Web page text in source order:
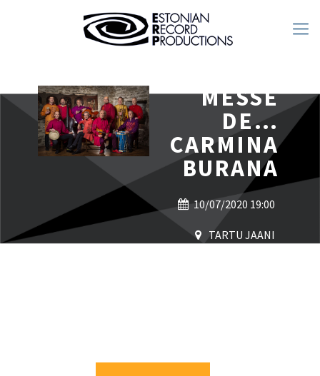
MESSE
DE…
CARMINA
BURANA
10/07/2020 19:00
TARTU JAANI